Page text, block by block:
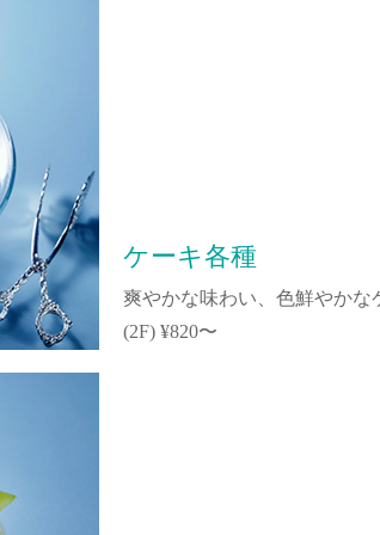
ケーキ各種
爽やかな味わい、色鮮やかな
(2F) ¥820〜